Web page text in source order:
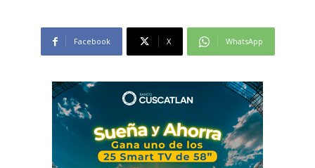
Facebook X WhatsApp